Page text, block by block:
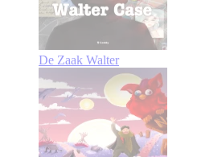
De Zaak Walter